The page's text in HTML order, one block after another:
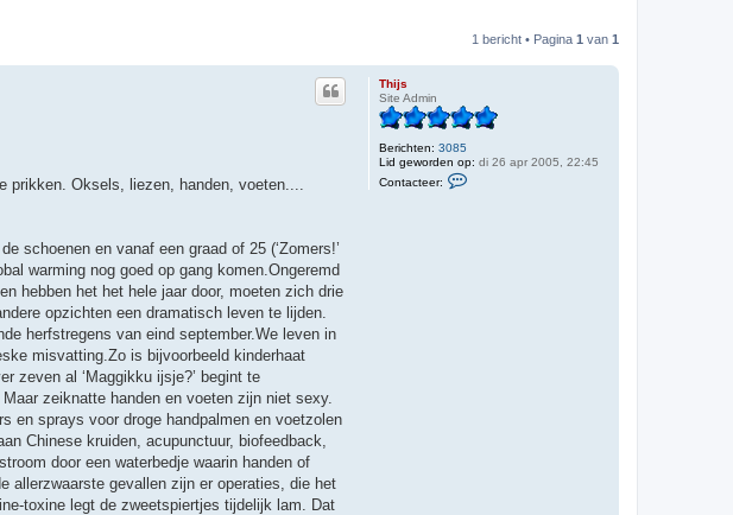
1 bericht • Pagina 1 van 1
Thijs
Site Admin
Berichten: 3085
Lid geworden op: di 26 apr 2005, 22:45
Contacteer:
prikken. Oksels, liezen, handen, voeten....
schoenen en vanaf een graad of 25 (‘Zomers!’
warming nog goed op gang komen.Ongeremd
hebben het het hele jaar door, moeten zich drie
opzichten een dramatisch leven te lijden.
herfstregens van eind september.We leven in
misvatting.Zo is bijvoorbeeld kinderhaat
zeven al ‘Maggikku ijsje?’ begint te
zeiknatte handen en voeten zijn niet sexy.
en sprays voor droge handpalmen en voetzolen
Chinese kruiden, acupunctuur, biofeedback,
door een waterbedje waarin handen of
allerzwaarste gevallen zijn er operaties, die het
toxine legt de zweetspiertjes tijdelijk lam. Dat